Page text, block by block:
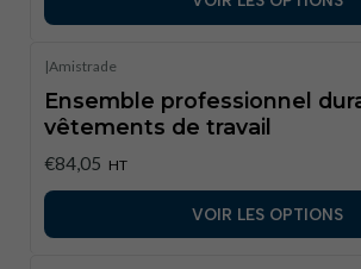
|Amistrade
Ensemble professionnel
vêtements de travail
€84,05 HT
VOIR LES OPTIONS